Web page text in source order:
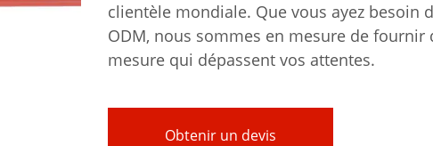
clientèle mondiale. Que vous ayez besoin
ODM, nous sommes en mesure de fournir
mesure qui dépassent vos attentes.
Obtenir un devis